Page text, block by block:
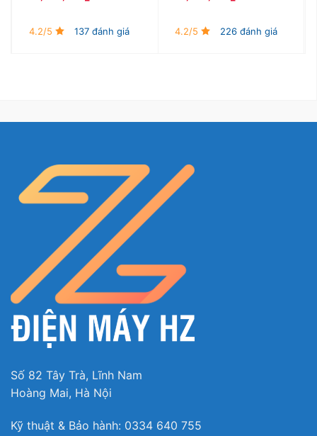
Ngăn chứa rau củ quả tiện lợi
Tủ còn có thêm ngăn rau củ quả có dung tích khá
lớn để bạn có thể thoải mái bảo quản rau củ quả
nhiều hơn và giữ tươi ngon lâu hơn nhờ khả năng
tạo độ ẩm phù hợp cho rau củ quả của ngăn chứa.
4.2/5 137 đánh giá 4.2/5 226 đánh giá
Số 82 Tây Trà, Lĩnh Nam
Hoàng Mai, Hà Nội
Kỹ thuật & Bảo hành: 0334 640 755